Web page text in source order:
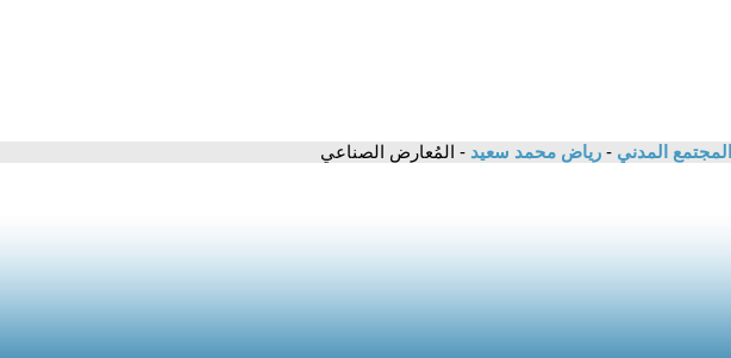
المجتمع المدني - رياض محمد سعيد - المُعارض الصناعي